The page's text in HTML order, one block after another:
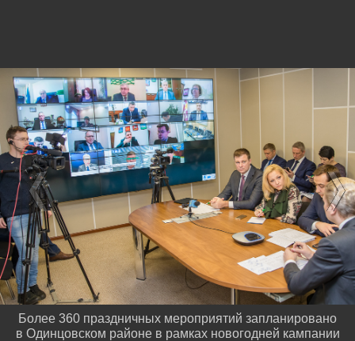
Более 360 праздничных мероприятий запланировано
в Одинцовском районе в рамках новогодней кампании